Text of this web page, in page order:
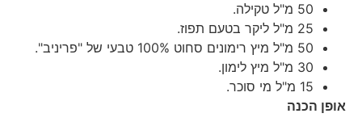
50 מ"ל טקילה.
25 מ"ל ליקר בטעם תפוז.
50 מ"ל מיץ רימונים סחוט 100% טבעי של "פריניב".
30 מ"ל מיץ לימון.
15 מ"ל מי סוכר.
אופן הכנה